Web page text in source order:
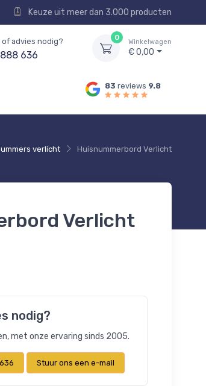
Keuze uit meer dan 3.000 producten
of advies nodig?
636
0
Winkelwagen
€ 0,00
83 reviews 9.8
verlicht Huisnummerbord Verlicht
Verlicht
nodig?
met onze ervaring sinds 2005.
Stuur ons een e-mail